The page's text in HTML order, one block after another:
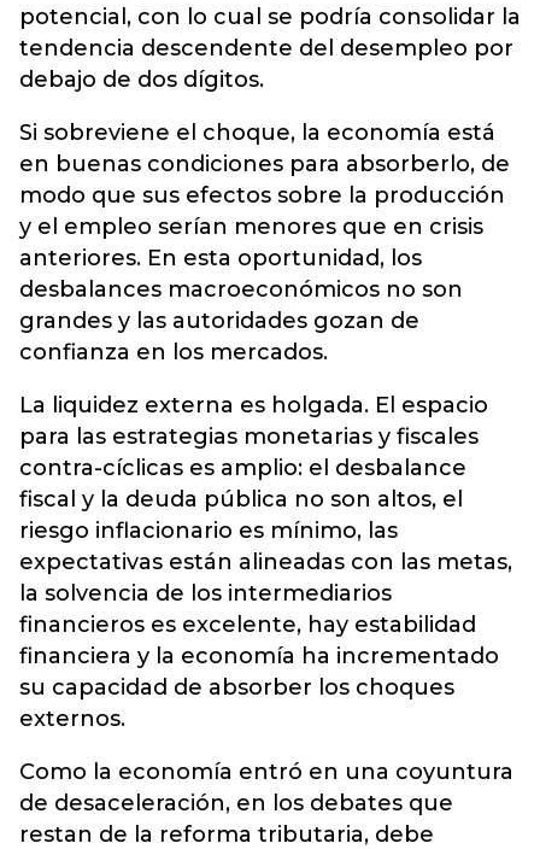
potencial, con lo cual se podría consolidar la
tendencia descendente del desempleo por
debajo de dos dígitos.
Si sobreviene el choque, la economía está
en buenas condiciones para absorberlo, de
modo que sus efectos sobre la producción
y el empleo serían menores que en crisis
anteriores. En esta oportunidad, los
desbalances macroeconómicos no son
grandes y las autoridades gozan de
confianza en los mercados.
La liquidez externa es holgada. El espacio
para las estrategias monetarias y fiscales
contra-cíclicas es amplio: el desbalance
fiscal y la deuda pública no son altos, el
riesgo inflacionario es mínimo, las
expectativas están alineadas con las metas,
la solvencia de los intermediarios
financieros es excelente, hay estabilidad
financiera y la economía ha incrementado
su capacidad de absorber los choques
externos.
Como la economía entró en una coyuntura
de desaceleración, en los debates que
restan de la reforma tributaria, debe